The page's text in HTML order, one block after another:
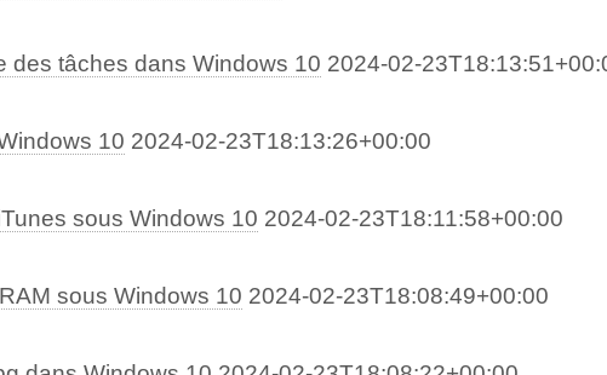
des tâches dans Windows 10 2024-02-
10 2024-02-23T18:13:26+00:00
sous Windows 10 2024-02-23T18:11:58+00:00
sous Windows 10 2024-02-23T18:08:49+00:00